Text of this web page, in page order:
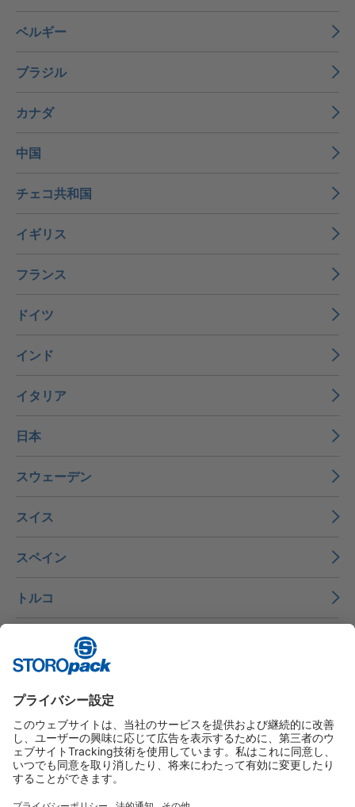
ベルギー
ブラジル
カナダ
中国
チェコ共和国
イギリス
フランス
ドイツ
インド
イタリア
日本
スウェーデン
スイス
スペイン
トルコ
メキシコ